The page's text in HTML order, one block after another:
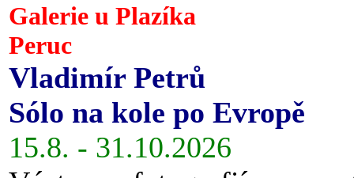
Galerie u Plazíka
Peruc
Vladimír Petrů
Sólo na kole po Evropě
15.8. - 31.10.2026